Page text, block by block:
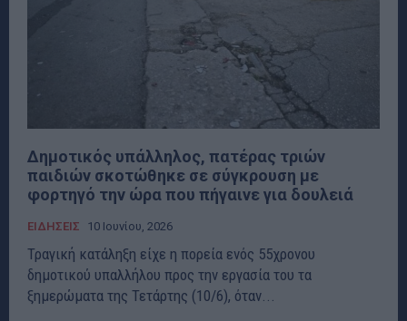
Δημοτικός υπάλληλος, πατέρας τριών
παιδιών σκοτώθηκε σε σύγκρουση με
φορτηγό την ώρα που πήγαινε για δουλειά
ΕΙΔΗΣΕΙΣ 10 Ιουνίου, 2026
Τραγική κατάληξη είχε η πορεία ενός 55χρονου
δημοτικού υπαλλήλου προς την εργασία του τα
ξημερώματα της Τετάρτης (10/6), όταν...